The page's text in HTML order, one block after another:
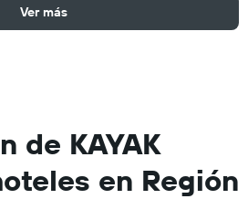
Ver más
de KAYAK
en Región